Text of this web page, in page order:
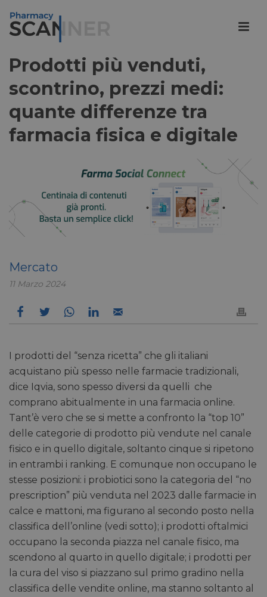
Prodotti più venduti,
scontrino, prezzi medi:
quante differenze tra
farmacia fisica e digitale
Mercato
11 Marzo 2024
I prodotti del “senza ricetta” che gli italiani
acquistano più spesso nelle farmacie tradizionali,
dice Iqvia, sono spesso diversi da quelli che
comprano abitualmente in una farmacia online.
Tant’è vero che se si mette a confronto la “top 10”
delle categorie di prodotto più vendute nel canale
fisico e in quello digitale, soltanto cinque si ripetono
in entrambi i ranking. E comunque non occupano le
stesse posizioni: i probiotici sono la categoria del “no
prescription” più venduta nel 2023 dalle farmacie in
calce e mattoni, ma figurano al secondo posto nella
classifica dell’online (vedi sotto); i prodotti oftalmici
occupano la seconda piazza nel canale fisico, ma
scendono al quarto in quello digitale; i prodotti per
la cura del viso si piazzano sul primo gradino nella
classifica delle vendite online, ma stanno soltanto al